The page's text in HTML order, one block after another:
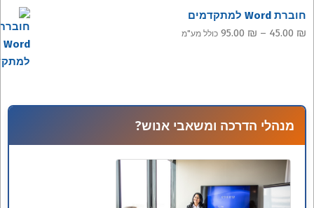
עד
חוברת Word למתקדמים
45.00 ₪
–
95.00 ₪
טווח
כולל מע"מ
מנהלי הדרכה ומשאבי אנוש?